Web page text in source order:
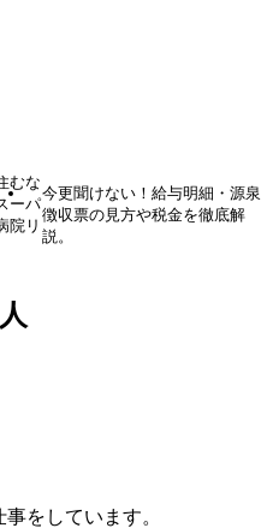
むな
ーパ
院リ
今更聞けない！給与明細・源泉
徴収票の見方や税金を徹底解
説。
をしています。